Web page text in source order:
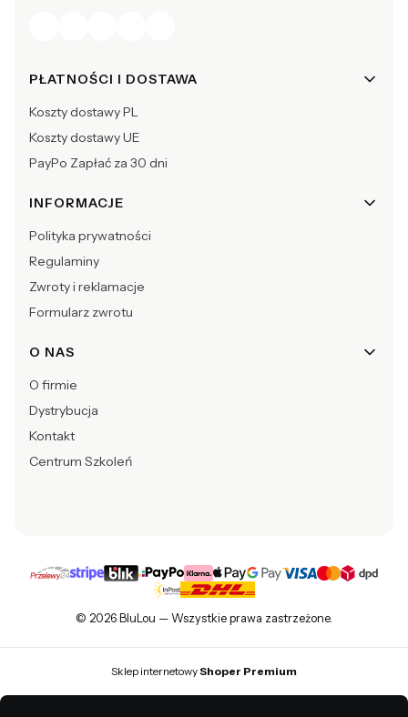
Linki w stopce
PŁATNOŚCI I DOSTAWA
Koszty dostawy PL
Koszty dostawy UE
PayPo Zapłać za 30 dni
INFORMACJE
Polityka prywatności
Regulaminy
Zwroty i reklamacje
Formularz zwrotu
O NAS
O firmie
Dystrybucja
Kontakt
Centrum Szkoleń
© 2026 BluLou — Wszystkie prawa zastrzeżone.
Sklep internetowyShoper Premium